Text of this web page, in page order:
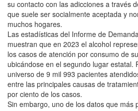
su contacto con las adicciones a través
que suele ser socialmente aceptada y
muchos hogares.
Las estadísticas del Informe de
muestran que en 2023 el alcohol
los casos de atención por consumo de
ubicándose en el segundo lugar estatal.
universo de 9 mil 993 pacientes
entre las principales causas de
por ciento de los casos.
Sin embargo, uno de los datos que más